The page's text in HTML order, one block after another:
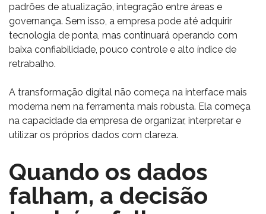
padrões de atualização, integração entre áreas e
governança. Sem isso, a empresa pode até adquirir
tecnologia de ponta, mas continuará operando com
baixa confiabilidade, pouco controle e alto índice de
retrabalho.
A transformação digital não começa na interface mais
moderna nem na ferramenta mais robusta. Ela começa
na capacidade da empresa de organizar, interpretar e
utilizar os próprios dados com clareza.
Quando os dados
falham, a decisão